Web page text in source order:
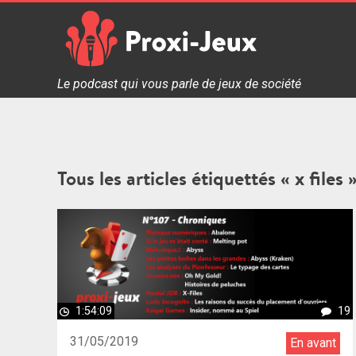
Proxi Jeux - Le podcast qui vous parle de jeux de
Le podcast qui vous parle de jeux de société
Tous les articles étiquettés « x files »
1:54:09 19
31/05/2019 En avant